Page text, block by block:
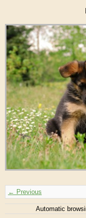
← Previous
Automatic